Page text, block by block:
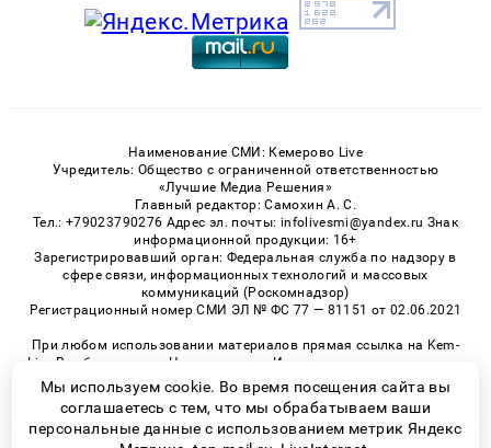
Наименование СМИ: Кемерово Live
Учредитель: Общество с ограниченной ответственностью
«Лучшие Медиа Решения»
Главный редактор: Самохин А. С.
Тел.: +79023790276 Адрес эл. почты: infolivesmi@yandex.ru Знак
информационной продукции: 16+
Зарегистрировавший орган: Федеральная служба по надзору в
сфере связи, информационных технологий и массовых
коммуникаций (Роскомнадзор)
Регистрационный номер СМИ ЭЛ № ФС 77 — 81151 от 02.06.2021
При любом использовании материалов прямая ссылка на Kem-
Live.Ru обязательна. Цитирование в Интернете возможно только
при наличии письменного разрешения.
Мы используем cookie. Во время посещения сайта вы
соглашаетесь с тем, что мы обрабатываем ваши
персональные данные с использованием метрик Яндекс